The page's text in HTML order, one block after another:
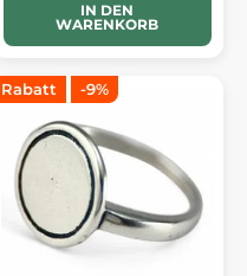
IN DEN
WARENKORB
Rabatt -9%